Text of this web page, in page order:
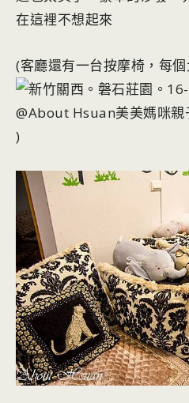
在這裡不想起來
(客廳還有一台按摩椅，每
)